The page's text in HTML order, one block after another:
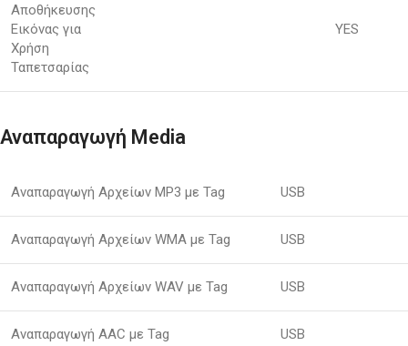
Αποθήκευσης
Εικόνας για
Χρήση
Ταπετσαρίας
YES
Αναπαραγωγή Media
Αναπαραγωγή Αρχείων MP3 με Tag USB
Αναπαραγωγή Αρχείων WMA με Tag USB
Αναπαραγωγή Αρχείων WAV με Tag USB
Αναπαραγωγή AAC με Tag USB